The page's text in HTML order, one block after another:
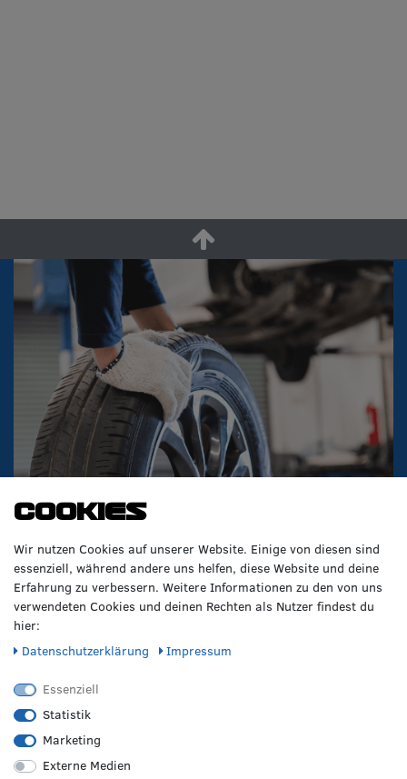
VERPASSE KEINE NEWS!
Abonniere jetzt unseren Newsletter und sicher dir folgende
Cookies
Wir nutzen Cookies auf unserer Website. Einige von diesen sind
essenziell, während andere uns helfen, diese Website und deine
Erfahrung zu verbessern. Weitere Informationen zu den von uns
verwendeten Cookies und deinen Rechten als Nutzer findest du
hier:
Daten­schutz­erklärung
Impressum
Essenziell
Statistik
Marketing
Externe Medien